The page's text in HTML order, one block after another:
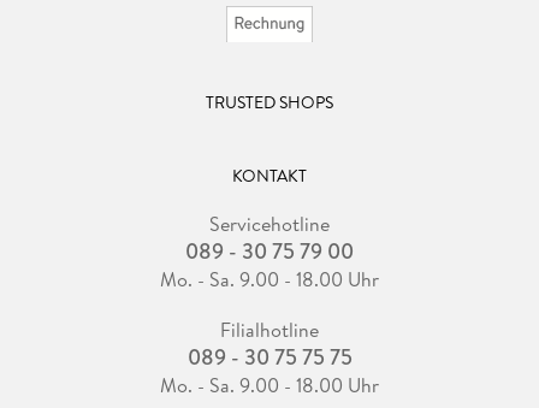
TRUSTED SHOPS
KONTAKT
Servicehotline
089 - 30 75 79 00
Mo. - Sa. 9.00 - 18.00 Uhr
Filialhotline
089 - 30 75 75 75
Mo. - Sa. 9.00 - 18.00 Uhr